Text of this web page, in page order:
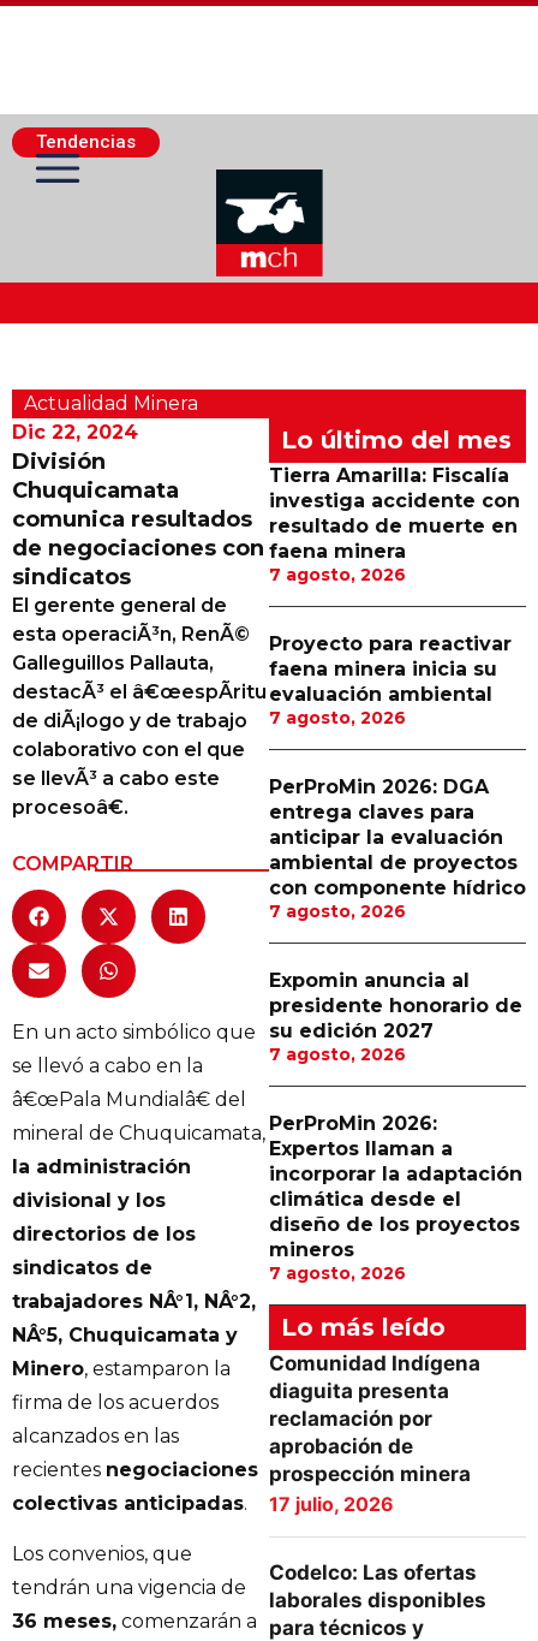
Tendencias
Actualidad Minera
Minería Superficie
Minerí­a Subterránea
Proveedores
Canal Digital
Columnas de Opinión
Designaciones
Calendario de Eventos
Revistas Digital
Siguenos
Actualidad Minera
Dic 22, 2024
División
Chuquicamata
comunica resultados
de negociaciones con
sindicatos
El gerente general de
esta operaciÃ³n, RenÃ©
Galleguillos Pallauta,
destacÃ³ el â€œespÃ­ritu
de diÃ¡logo y de trabajo
colaborativo con el que
se llevÃ³ a cabo este
procesoâ€.
COMPARTIR
En un acto simbólico que
se llevó a cabo en la
â€œPala Mundialâ€ del
mineral de Chuquicamata,
la administración
divisional y los
directorios de los
sindicatos de
trabajadores NÂ°1, NÂ°2,
NÂ°5, Chuquicamata y
Minero, estamparon la
firma de los acuerdos
alcanzados en las
recientes negociaciones
colectivas anticipadas.
Los convenios, que
tendrán una vigencia de
36 meses, comenzarán a
Lo último del mes
Tierra Amarilla: Fiscalía
investiga accidente con
resultado de muerte en
faena minera
7 agosto, 2026
Proyecto para reactivar
faena minera inicia su
evaluación ambiental
7 agosto, 2026
PerProMin 2026: DGA
entrega claves para
anticipar la evaluación
ambiental de proyectos
con componente hídrico
7 agosto, 2026
Expomin anuncia al
presidente honorario de
su edición 2027
7 agosto, 2026
PerProMin 2026:
Expertos llaman a
incorporar la adaptación
climática desde el
diseño de los proyectos
mineros
7 agosto, 2026
Lo más leído
Comunidad Indígena
diaguita presenta
reclamación por
aprobación de
prospección minera
17 julio, 2026
Codelco: Las ofertas
laborales disponibles
para técnicos y